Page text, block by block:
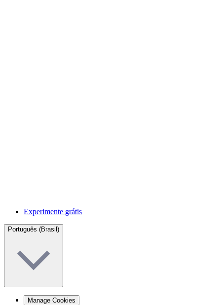
Experimente grátis
Português (Brasil)
Manage Cookies